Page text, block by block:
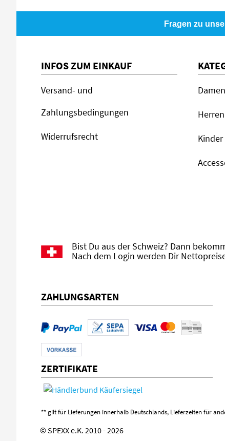
Fragen zu
INFOS ZUM EINKAUF
Versand- und
Zahlungsbedingungen
Widerrufsrecht
Damen
Herren
Kinder
Bist Du aus der Schweiz? Dann
Nach dem Login werden Dir
ZAHLUNGSARTEN
ZERTIFIKATE
** gilt für Lieferungen innerhalb Deutschlands, Lieferzeiten für
© SPEXX e.K. 2010 - 2026